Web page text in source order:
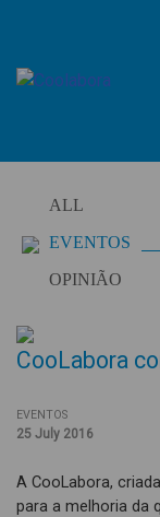
content
ALL
EVENTOS
OPINIÃO
CooLabora
EVENTOS
25 July 2016
A CooLabora,
para a melhoria da